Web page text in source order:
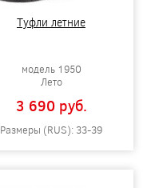
Туфли летние
модель 1950
Лето
3 690 pуб.
Размеры (RUS): 33-39